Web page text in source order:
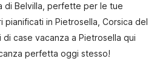
di Belvilla, perfette per le tue
pianificati in Pietrosella, Corsica del
di case vacanza a Pietrosella qui
perfetta oggi stesso!